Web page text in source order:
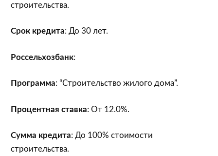
строительства.
Срок кредита: До 30 лет.
Россельхозбанк:
Программа: “Строительство жилого дома”.
Процентная ставка: От 12.0%.
Сумма кредита: До 100% стоимости
строительства.